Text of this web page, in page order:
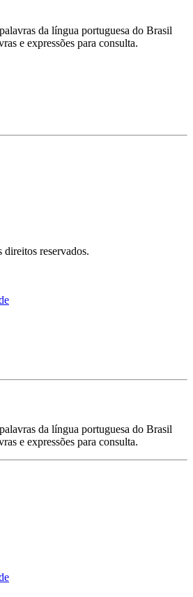
da língua portuguesa do Brasil
e expressões para consulta.
reservados.
da língua portuguesa do Brasil
e expressões para consulta.